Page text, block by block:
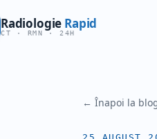
Radiologie Rapid
CT · RMN · 24H
← Înapoi la